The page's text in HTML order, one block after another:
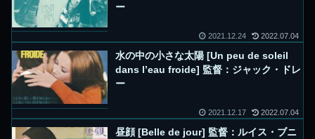
ー
2021.12.24 2022.07.04
水の中の小さな太陽 [Un peu de soleil
dans l’eau froide] 監督：ジャック・ドレ
ー
2021.12.17 2022.07.04
昼顔 [Belle de jour] 監督：ルイス・ブニ